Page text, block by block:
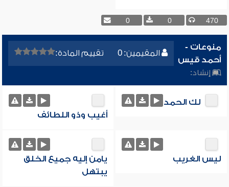
470
0
0
المقيمين: 0 تقييم المادة:
منوعات -
أحمد قيس
إنشاد:
لك الحمد
أغيب وذو اللطائف
ليس الغريب
يامن إليه جميع الخلق
يبتهل